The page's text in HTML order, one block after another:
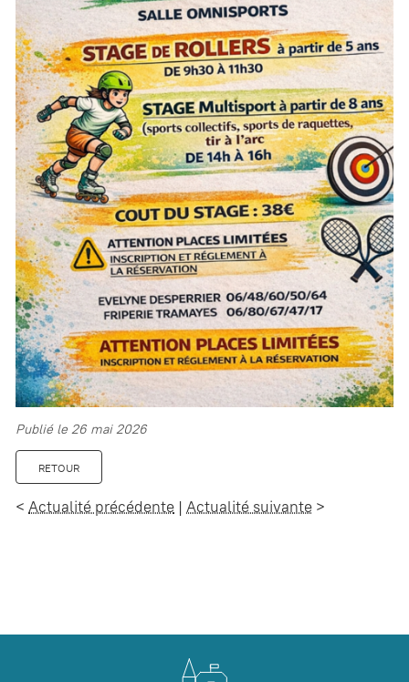
Publié le 26 mai 2026
RETOUR
< Actualité précédente | Actualité suivante >